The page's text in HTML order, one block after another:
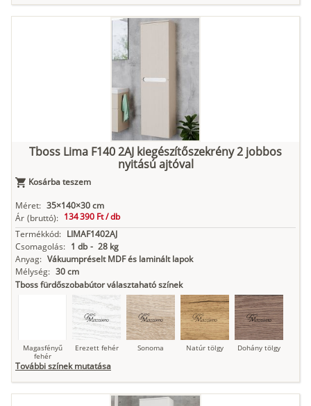
Nádzöld Füstös zöld
Tboss Lima F140 2AJ kiegészítőszekrény 2 jobbos
nyitású ajtóval
Kosárba teszem
Méret: 35×140×30 cm
Ár (bruttó): 134 390 Ft /db
Termékkód: LIMAF1402AJ
Csomagolás: 1 db - 28 kg
Anyag: Vákuumpréselt MDF és laminált lapok
Mélység: 30 cm
Tboss fürdőszobabútor választaható színek
Magasfényű
fehér
Erezett fehér Sonoma Natúr tölgy Dohány tölgy
További színek mutatása